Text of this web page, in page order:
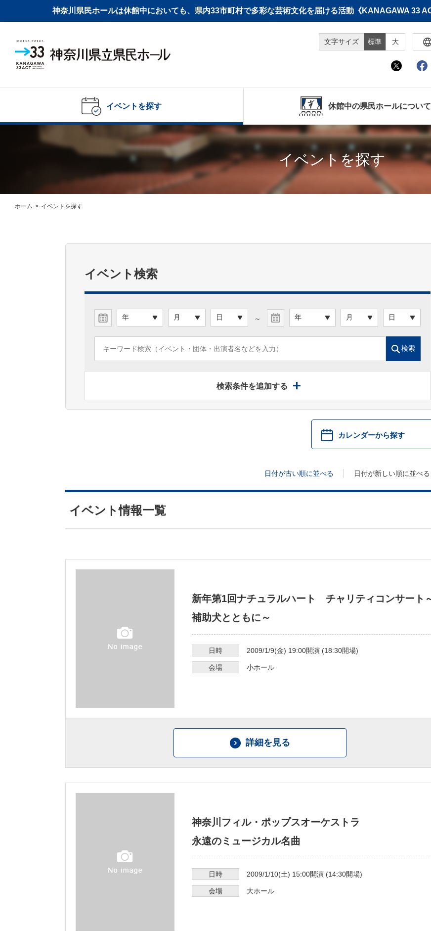
神奈川県民ホールは休館中においても、県内33市町村で多彩な芸術文化を届ける活動《KANAGAWA 33
文字サイズ 標準 大
イベントを探す 休館中の県民ホールについて
イベントを探す
ホーム > イベントを探す
イベント検索
～
検索
検索条件を追加する
カレンダーから探す
日付が古い順に並べる 日付が新しい順に並べる
イベント情報一覧
新年第1回ナチュラルハート チャリティコンサート
補助犬とともに～
日時 2009/1/9(金) 19:00開演 (18:30開場)
会場 小ホール
詳細を見る
神奈川フィル・ポップスオーケストラ
永遠のミュージカル名曲
日時 2009/1/10(土) 15:00開演 (14:30開場)
会場 大ホール